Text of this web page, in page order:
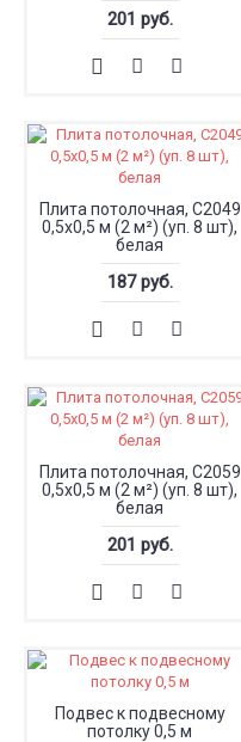
201 руб.
Плита потолочная, С2049
0,5x0,5 м (2 м²) (уп. 8 шт),
белая
187 руб.
Плита потолочная, С2059
0,5x0,5 м (2 м²) (уп. 8 шт),
белая
201 руб.
Подвес к подвесному
потолку 0,5 м